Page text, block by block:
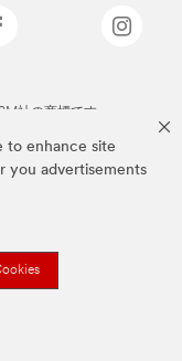
to enhance site
you advertisements
社の商標です。